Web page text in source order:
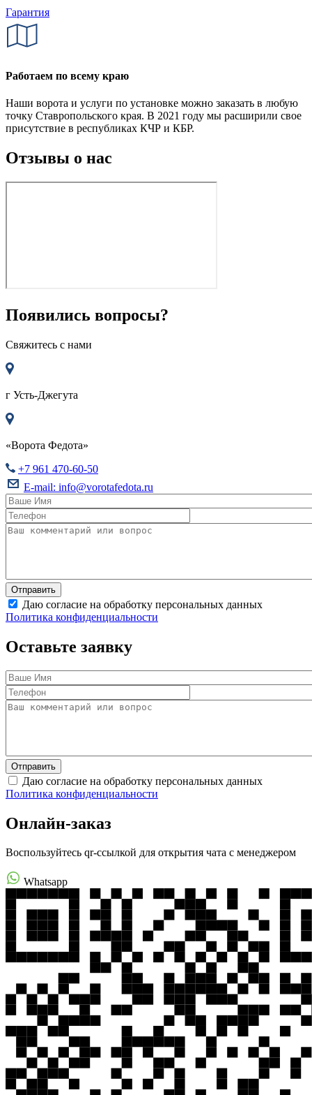
Гарантия
Работаем по всему краю
Наши ворота и услуги по установке можно заказать в любую
точку Ставропольского края. В 2021 году мы расширили свое
присутствие в республиках КЧР и КБР.
Отзывы о нас
Появились вопросы?
Свяжитесь с нами
г Усть-Джегута
«Ворота Федота»
+7 961 470-60-50
E-mail: info@vorotafedota.ru
Даю согласие на обработку персональных данных
Политика конфиденциальности
Оставьте заявку
Даю согласие на обработку персональных данных
Политика конфиденциальности
Онлайн-заказ
Воспользуйтесь qr-ссылкой для открытия чата с менеджером
Whatsapp